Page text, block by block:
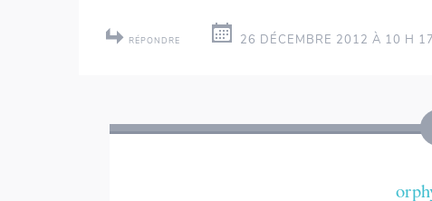
RÉPONDRE 26 DÉCEMBRE 2012 À 10 H